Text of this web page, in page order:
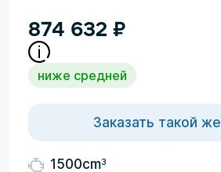
874 632 ₽
ниже средней
Заказать такой же
1500cm3